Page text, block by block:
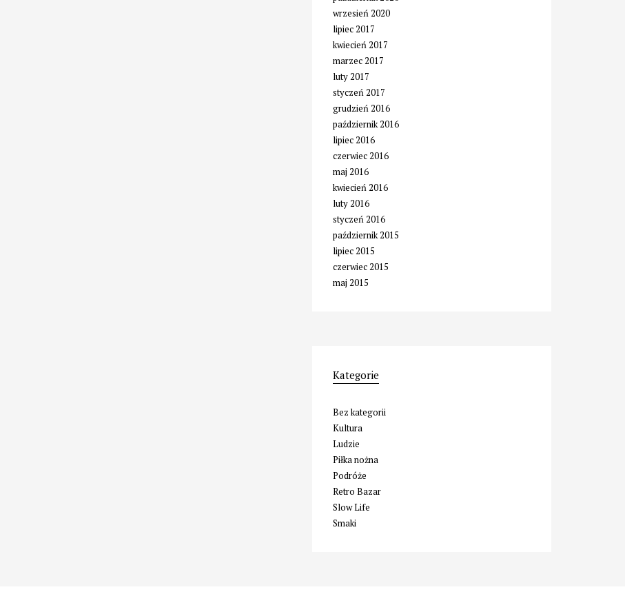
wrzesień 2020
lipiec 2017
kwiecień 2017
marzec 2017
luty 2017
styczeń 2017
grudzień 2016
październik 2016
lipiec 2016
czerwiec 2016
maj 2016
kwiecień 2016
luty 2016
styczeń 2016
październik 2015
lipiec 2015
czerwiec 2015
maj 2015
Kategorie
Bez kategorii
Kultura
Ludzie
Piłka nożna
Podróże
Retro Bazar
Slow Life
Smaki